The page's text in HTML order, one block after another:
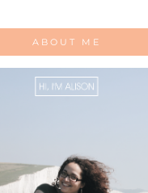
ABOUT ME